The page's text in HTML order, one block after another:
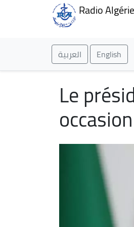
Radio
العربية English
Le